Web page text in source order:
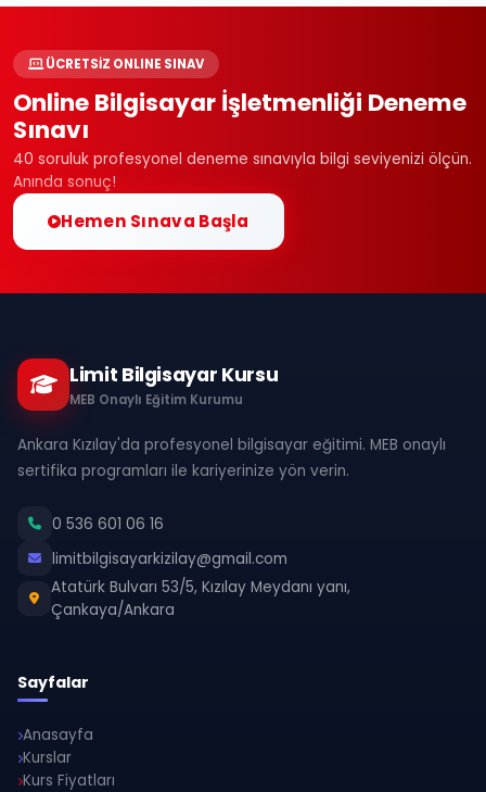
ÜCRETSİZ ONLINE SINAV
Online Bilgisayar İşletmenliği Deneme
Sınavı
40 soruluk profesyonel deneme sınavıyla bilgi seviyenizi ölçün.
Anında sonuç!
Hemen Sınava Başla
Limit Bilgisayar Kursu
MEB Onaylı Eğitim Kurumu
Ankara Kızılay'da profesyonel bilgisayar eğitimi. MEB onaylı
sertifika programları ile kariyerinize yön verin.
0 536 601 06 16
limitbilgisayarkizilay@gmail.com
Atatürk Bulvarı 53/5, Kızılay Meydanı yanı,
Çankaya/Ankara
Sayfalar
Anasayfa
Kurslar
Kurs Fiyatları